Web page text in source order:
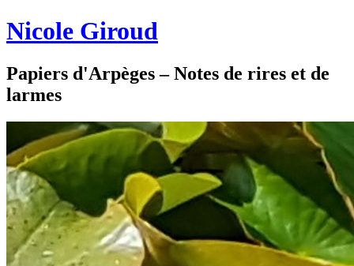
Nicole Giroud
Papiers d'Arpèges – Notes de rires et de
larmes